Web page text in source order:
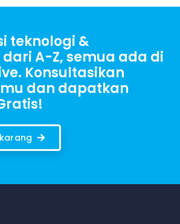
teknologi &
A-Z, semua ada di
Konsultasikan
dan dapatkan